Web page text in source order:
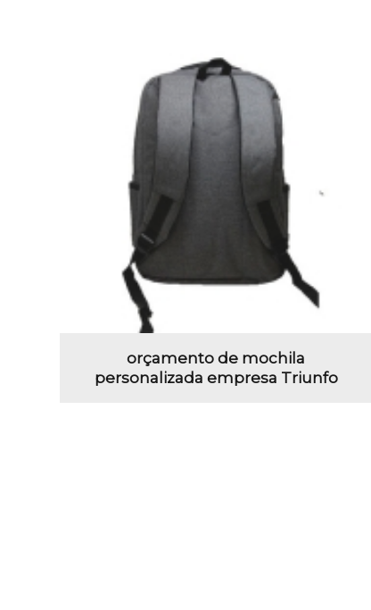
orçamento de mochila
personalizada empresa Triunfo